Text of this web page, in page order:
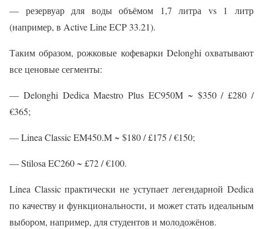
— резервуар для воды объёмом 1,7 литра vs 1 литр
(например, в Active Line ECP 33.21).
Таким образом, рожковые кофеварки Delonghi охватывают
все ценовые сегменты:
— Delonghi Dedica Maestro Plus EC950M ~ $350 / £280 /
€365;
— Linea Classic EM450.M ~ $180 / £175 / €150;
— Stilosa EC260 ~ £72 / €100.
Linea Classic практически не уступает легендарной Dedica
по качеству и функциональности, и может стать идеальным
выбором, например, для студентов и молодожёнов.